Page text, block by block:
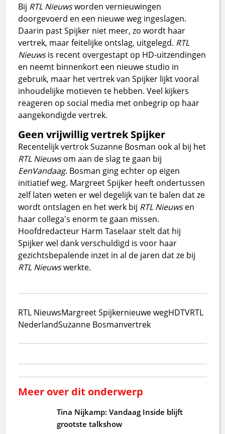
Bij RTL Nieuwsworden vernieuwingen
doorgevoerd en een nieuwe weg ingeslagen.
Daarin past Spijker niet meer, zo wordt haar
vertrek, maar feitelijke ontslag, uitgelegd. RTL
Nieuwsis recent overgestapt op HD-uitzendingen
en neemt binnenkort een nieuwe studio in
gebruik, maar het vertrek van Spijker lijkt vooral
inhoudelijke motieven te hebben. Veel kijkers
reageren op social media met onbegrip op haar
aangekondigde vertrek.
Geen vrijwillig vertrek Spijker
Recentelijk vertrok Suzanne Bosman ook al bij het
RTL Nieuwsom aan de slag te gaan bij
EenVandaag. Bosman ging echter op eigen
initiatief weg. Margreet Spijker heeft ondertussen
zelf laten weten er wel degelijk van te balen dat ze
wordt ontslagen en het werk bij RTL Nieuwsen
haar collega's enorm te gaan missen.
Hoofdredacteur Harm Taselaar stelt dat hij
Spijker wel dank verschuldigd is voor haar
gezichtsbepalende inzet in al de jaren dat ze bij
RTL Nieuwswerkte.
RTL NieuwsMargreet Spijkernieuwe wegHDTVRTL
NederlandSuzanne Bosmanvertrek
Meer over dit onderwerp
Tina Nijkamp: Vandaag Inside blijft
grootste talkshow